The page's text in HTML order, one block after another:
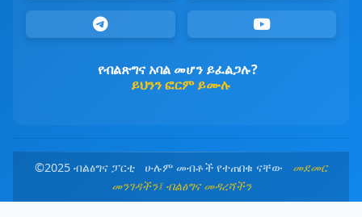
የብልጽግና አባል መሆን ይፈልጋሉ?
ይህንን ፎርም ይሙሉ
©2025 ብልፅግና ፓርቲ ሁሉም መብቶች የተጠበቁ ናቸው መደመር
መንገዳችን፤ ብልፅግና መዳረሻችን